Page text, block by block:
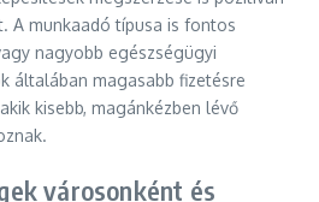
A munkaadó típusa is fontos
nagyobb egészségügyi
általában magasabb fizetésre
kisebb, magánkézben lévő
városonként és